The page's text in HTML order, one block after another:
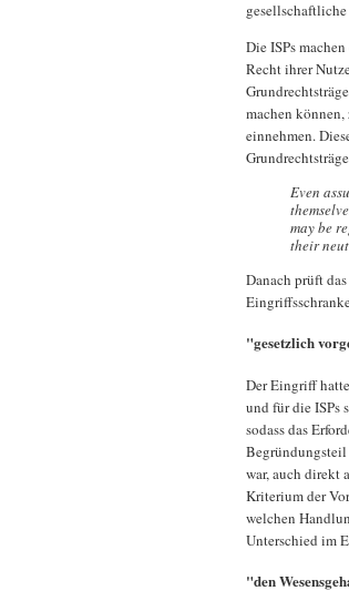
Die ISPs
Recht ihrer
machen
einnehmen.
Even
may be
their
Danach prüft
"gesetzlich
Der Eingriff
und für die ISPs
sodass das
Begründungsteil
war, auch direkt
Kriterium der
welchen
Unterschied im
"den